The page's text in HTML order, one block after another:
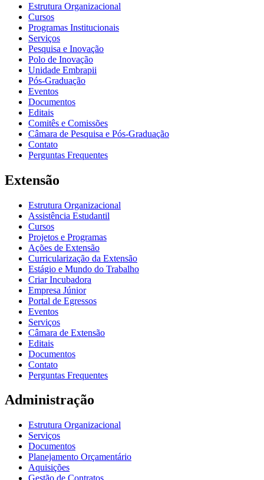
Estrutura Organizacional
Cursos
Programas Institucionais
Serviços
Pesquisa e Inovação
Polo de Inovação
Unidade Embrapii
Pós-Graduação
Eventos
Documentos
Editais
Comitês e Comissões
Câmara de Pesquisa e Pós-Graduação
Contato
Perguntas Frequentes
Extensão
Estrutura Organizacional
Assistência Estudantil
Cursos
Projetos e Programas
Ações de Extensão
Curricularização da Extensão
Estágio e Mundo do Trabalho
Criar Incubadora
Empresa Júnior
Portal de Egressos
Eventos
Serviços
Câmara de Extensão
Editais
Documentos
Contato
Perguntas Frequentes
Administração
Estrutura Organizacional
Serviços
Documentos
Planejamento Orçamentário
Aquisições